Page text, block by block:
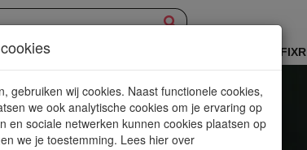
NIEUWE PLEKJES TABLEFIXR
gebruiken wij cookies. Naast functionele cookies,
we ook analytische cookies om je ervaring op
en sociale netwerken kunnen cookies plaatsen op
we je toestemming. Lees hier over